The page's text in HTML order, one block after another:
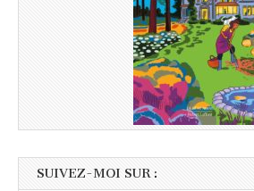
SUIVEZ-MOI SUR :